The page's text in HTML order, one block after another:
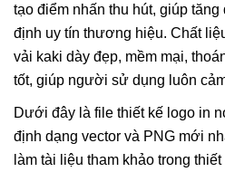
tạo điểm nhấn thu hút, giúp
định uy tín thương hiệu. Chất
vải kaki dày đẹp, mềm mại,
tốt, giúp người sử dụng luôn
Dưới đây là file thiết kế logo in
định dạng vector và PNG mới
làm tài liệu tham khảo trong